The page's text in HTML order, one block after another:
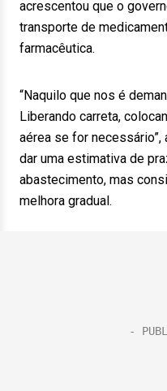
acrescentou que o
transporte de
farmacêutica.
“Naquilo que nos é
Liberando carreta,
aérea se for necessário”,
dar uma estimativa de
abastecimento, mas
melhora gradual.